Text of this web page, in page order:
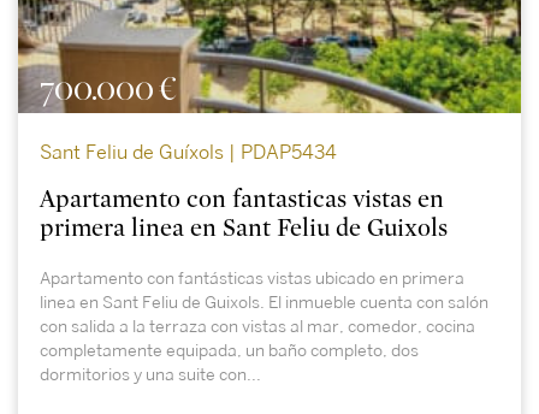
700.000 €
Sant Feliu de Guíxols | PDAP5434
Apartamento con fantasticas vistas en
primera linea en Sant Feliu de Guixols
Apartamento con fantásticas vistas ubicado en primera
linea en Sant Feliu de Guixols. El inmueble cuenta con salón
con salida a la terraza con vistas al mar, comedor, cocina
completamente equipada, un baño completo, dos
dormitorios y una suite con...